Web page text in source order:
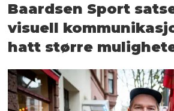
Baardsen Sport
visuell
hatt større